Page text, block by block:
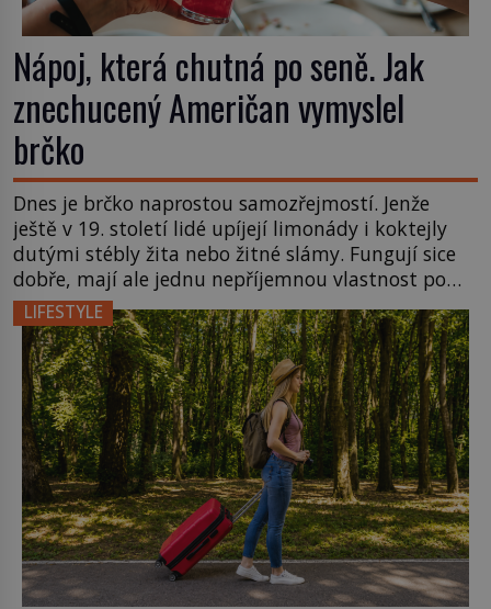
Nápoj, která chutná po seně. Jak
znechucený Američan vymyslel
brčko
Dnes je brčko naprostou samozřejmostí. Jenže
ještě v 19. století lidé upíjejí limonády i koktejly
dutými stébly žita nebo žitné slámy. Fungují sice
dobře, mají ale jednu nepříjemnou vlastnost po
chvíli se rozmáčejí a nápoji dodávají travnatou
příchuť. Právě tahle drobná nepříjemnost přivede
amerického výrobce cigaretových náustků k
nápadu, který změní způsob pití po celém […]
LIFESTYLE